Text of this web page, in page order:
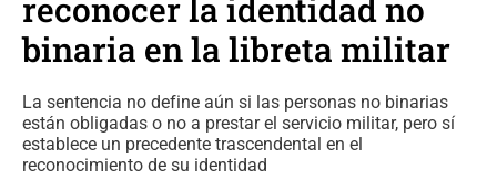
reconocer la identidad no
binaria en la libreta militar
La sentencia no define aún si las personas no binarias
están obligadas o no a prestar el servicio militar, pero sí
establece un precedente trascendental en el
reconocimiento de su identidad